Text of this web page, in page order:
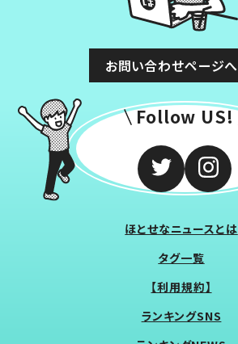
お問い合わせページへ
Follow US!
ほとせなニュースとは
タグ一覧
【利用規約】
ランキングSNS